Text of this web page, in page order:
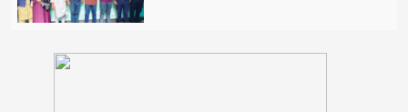
পঞ্চগড় সদর উপজেলার সাবেক ভাইস